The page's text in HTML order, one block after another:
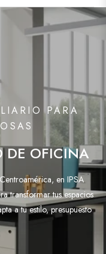
PARA
DE OFICINA
en IPSA
transformar tus espacios
a tu estilo, presupuesto